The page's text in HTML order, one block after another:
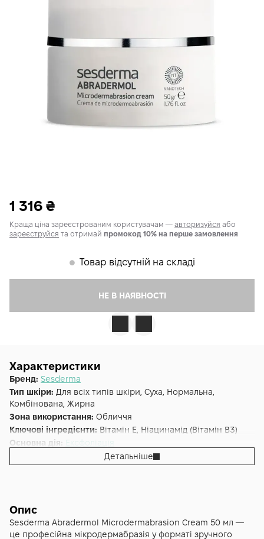
1 316 ₴
Краща ціна зареєстрованим користувачам — авторизуйся або
зареєструйся та отримай промокод 10% на перше замовлення
𒊹 Товар відсутній на складі
НЕ В НАЯВНОСТІ
Характеристики
Бренд: Sesderma
Тип шкіри: Для всіх типів шкіри, Суха, Нормальна,
Комбінована, Жирна
Зона використання: Обличчя
Ключові інгредієнти: Вітамін E, Ніацинамід (Вітамін B3)
Основна дія: Ексфоліація
Sesderma Abradermol Microdermabrasion Cream
Об'єм (мл/г):50
Детальніше
Опис
Sesderma Abradermol Microdermabrasion Cream 50 мл —
це професійна мікродермабразія у форматі зручного